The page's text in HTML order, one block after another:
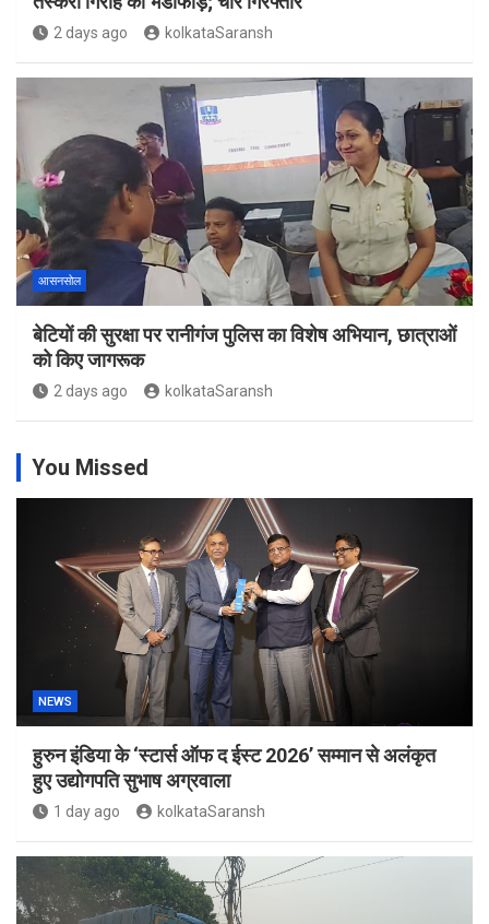
2 days ago kolkataSaransh
आसनसोल
बेटियों की सुरक्षा पर रानीगंज पुलिस का विशेष अभियान, छात्राओं
को किए जागरूक
2 days ago kolkataSaransh
You Missed
NEWS
हुरुन इंडिया के ‘स्टार्स ऑफ द ईस्ट 2026’ सम्मान से अलंकृत
हुए उद्योगपति सुभाष अग्रवाला
1 day ago kolkataSaransh